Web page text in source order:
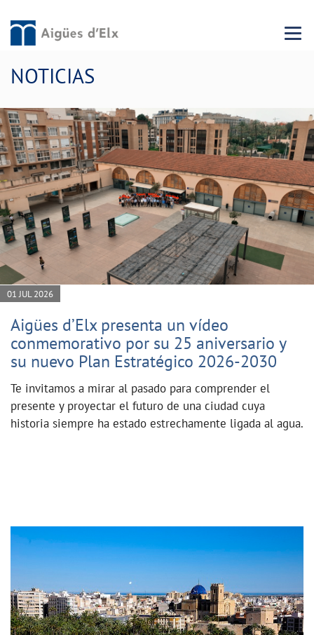
Menu
NOTICIAS
01 JUL 2026
Aigües d’Elx presenta un vídeo
conmemorativo por su 25 aniversario y
su nuevo Plan Estratégico 2026-2030
Te invitamos a mirar al pasado para comprender el
presente y proyectar el futuro de una ciudad cuya
historia siempre ha estado estrechamente ligada al agua.